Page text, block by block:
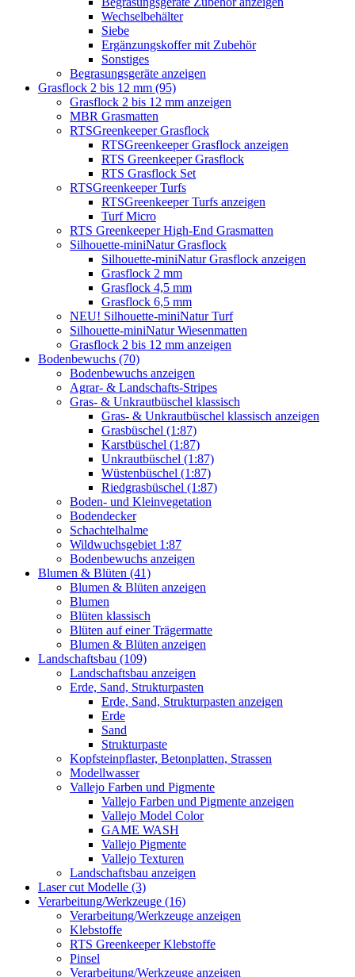
Wechselbehälter
Siebe
Ergänzungskoffer mit Zubehör
Sonstiges
Begrasungsgeräte anzeigen
Grasflock 2 bis 12 mm (95)
Grasflock 2 bis 12 mm anzeigen
MBR Grasmatten
RTSGreenkeeper Grasflock
RTSGreenkeeper Grasflock anzeigen
RTS Greenkeeper Grasflock
RTS Grasflock Set
RTSGreenkeeper Turfs
RTSGreenkeeper Turfs anzeigen
Turf Micro
RTS Greenkeeper High-End Grasmatten
Silhouette-miniNatur Grasflock
Silhouette-miniNatur Grasflock anzeigen
Grasflock 2 mm
Grasflock 4,5 mm
Grasflock 6,5 mm
NEU! Silhouette-miniNatur Turf
Silhouette-miniNatur Wiesenmatten
Grasflock 2 bis 12 mm anzeigen
Bodenbewuchs (70)
Bodenbewuchs anzeigen
Agrar- & Landschafts-Stripes
Gras- & Unkrautbüschel klassisch
Gras- & Unkrautbüschel klassisch anzeigen
Grasbüschel (1:87)
Karstbüschel (1:87)
Unkrautbüschel (1:87)
Wüstenbüschel (1:87)
Riedgrasbüschel (1:87)
Boden- und Kleinvegetation
Bodendecker
Schachtelhalme
Wildwuchsgebiet 1:87
Bodenbewuchs anzeigen
Blumen & Blüten (41)
Blumen & Blüten anzeigen
Blumen
Blüten klassisch
Blüten auf einer Trägermatte
Blumen & Blüten anzeigen
Landschaftsbau (109)
Landschaftsbau anzeigen
Erde, Sand, Strukturpasten
Erde, Sand, Strukturpasten anzeigen
Erde
Sand
Strukturpaste
Kopfsteinpflaster, Betonplatten, Strassen
Modellwasser
Vallejo Farben und Pigmente
Vallejo Farben und Pigmente anzeigen
Vallejo Model Color
GAME WASH
Vallejo Pigmente
Vallejo Texturen
Landschaftsbau anzeigen
Laser cut Modelle (3)
Verarbeitung/Werkzeuge (16)
Verarbeitung/Werkzeuge anzeigen
Klebstoffe
RTS Greenkeeper Klebstoffe
Pinsel
Verarbeitung/Werkzeuge anzeigen